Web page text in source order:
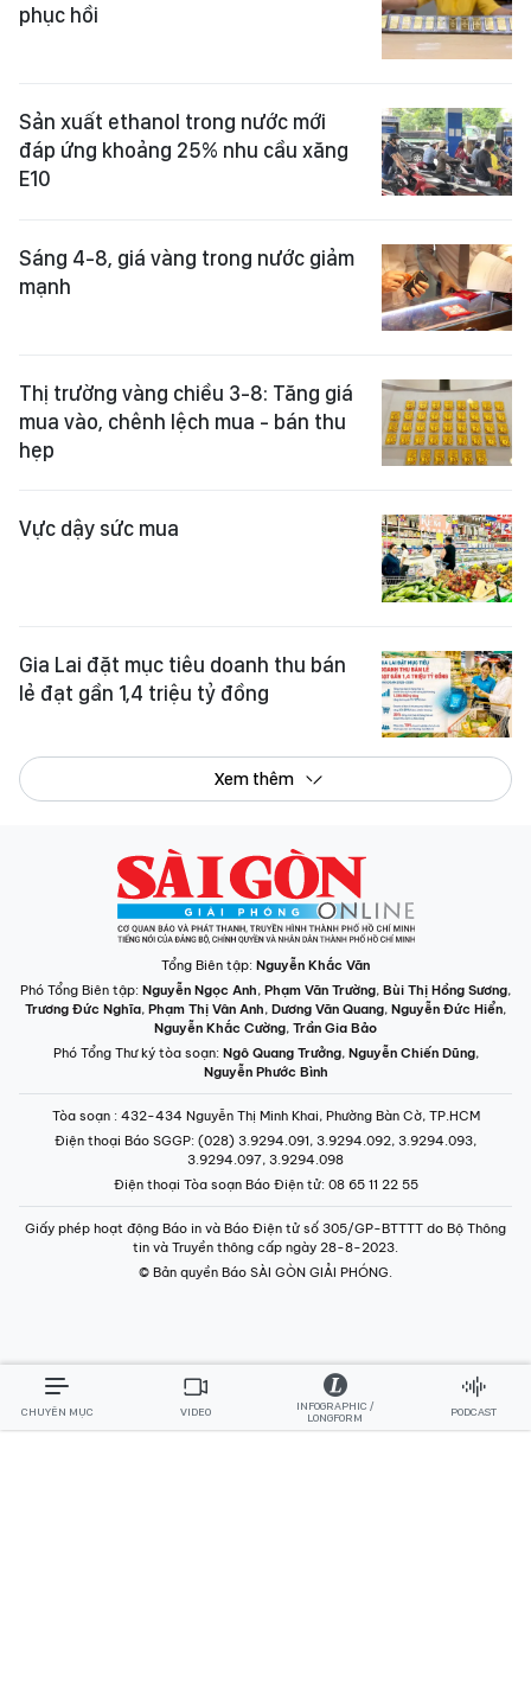
phục hồi
Sản xuất ethanol trong nước mới
đáp ứng khoảng 25% nhu cầu xăng
E10
Sáng 4-8, giá vàng trong nước giảm
mạnh
Thị trường vàng chiều 3-8: Tăng giá
mua vào, chênh lệch mua - bán thu
hẹp
Vực dậy sức mua
Gia Lai đặt mục tiêu doanh thu bán
lẻ đạt gần 1,4 triệu tỷ đồng
Xem thêm
Tổng Biên tập: Nguyễn Khắc Văn
Phó Tổng Biên tập: Nguyễn Ngọc Anh, Phạm Văn Trường, Bùi Thị Hồng Sương,
Trương Đức Nghĩa, Phạm Thị Vân Anh, Dương Văn Quang, Nguyễn Đức Hiển,
Nguyễn Khắc Cường, Trần Gia Bảo
Phó Tổng Thư ký tòa soạn: Ngô Quang Trưởng, Nguyễn Chiến Dũng,
Nguyễn Phước Bình
Tòa soạn : 432-434 Nguyễn Thị Minh Khai, Phường Bàn Cờ, TP.HCM
Điện thoại Báo SGGP: (028) 3.9294.091, 3.9294.092, 3.9294.093,
3.9294.097, 3.9294.098
Điện thoại Tòa soạn Báo Điện tử: 08 65 11 22 55
Giấy phép hoạt động Báo in và Báo Điện tử số 305/GP-BTTTT do Bộ Thông
tin và Truyền thông cấp ngày 28-8-2023.
© Bản quyền Báo SÀI GÒN GIẢI PHÓNG.
CHUYÊN MỤC VIDEO
INFOGRAPHIC /
LONGFORM
PODCAST